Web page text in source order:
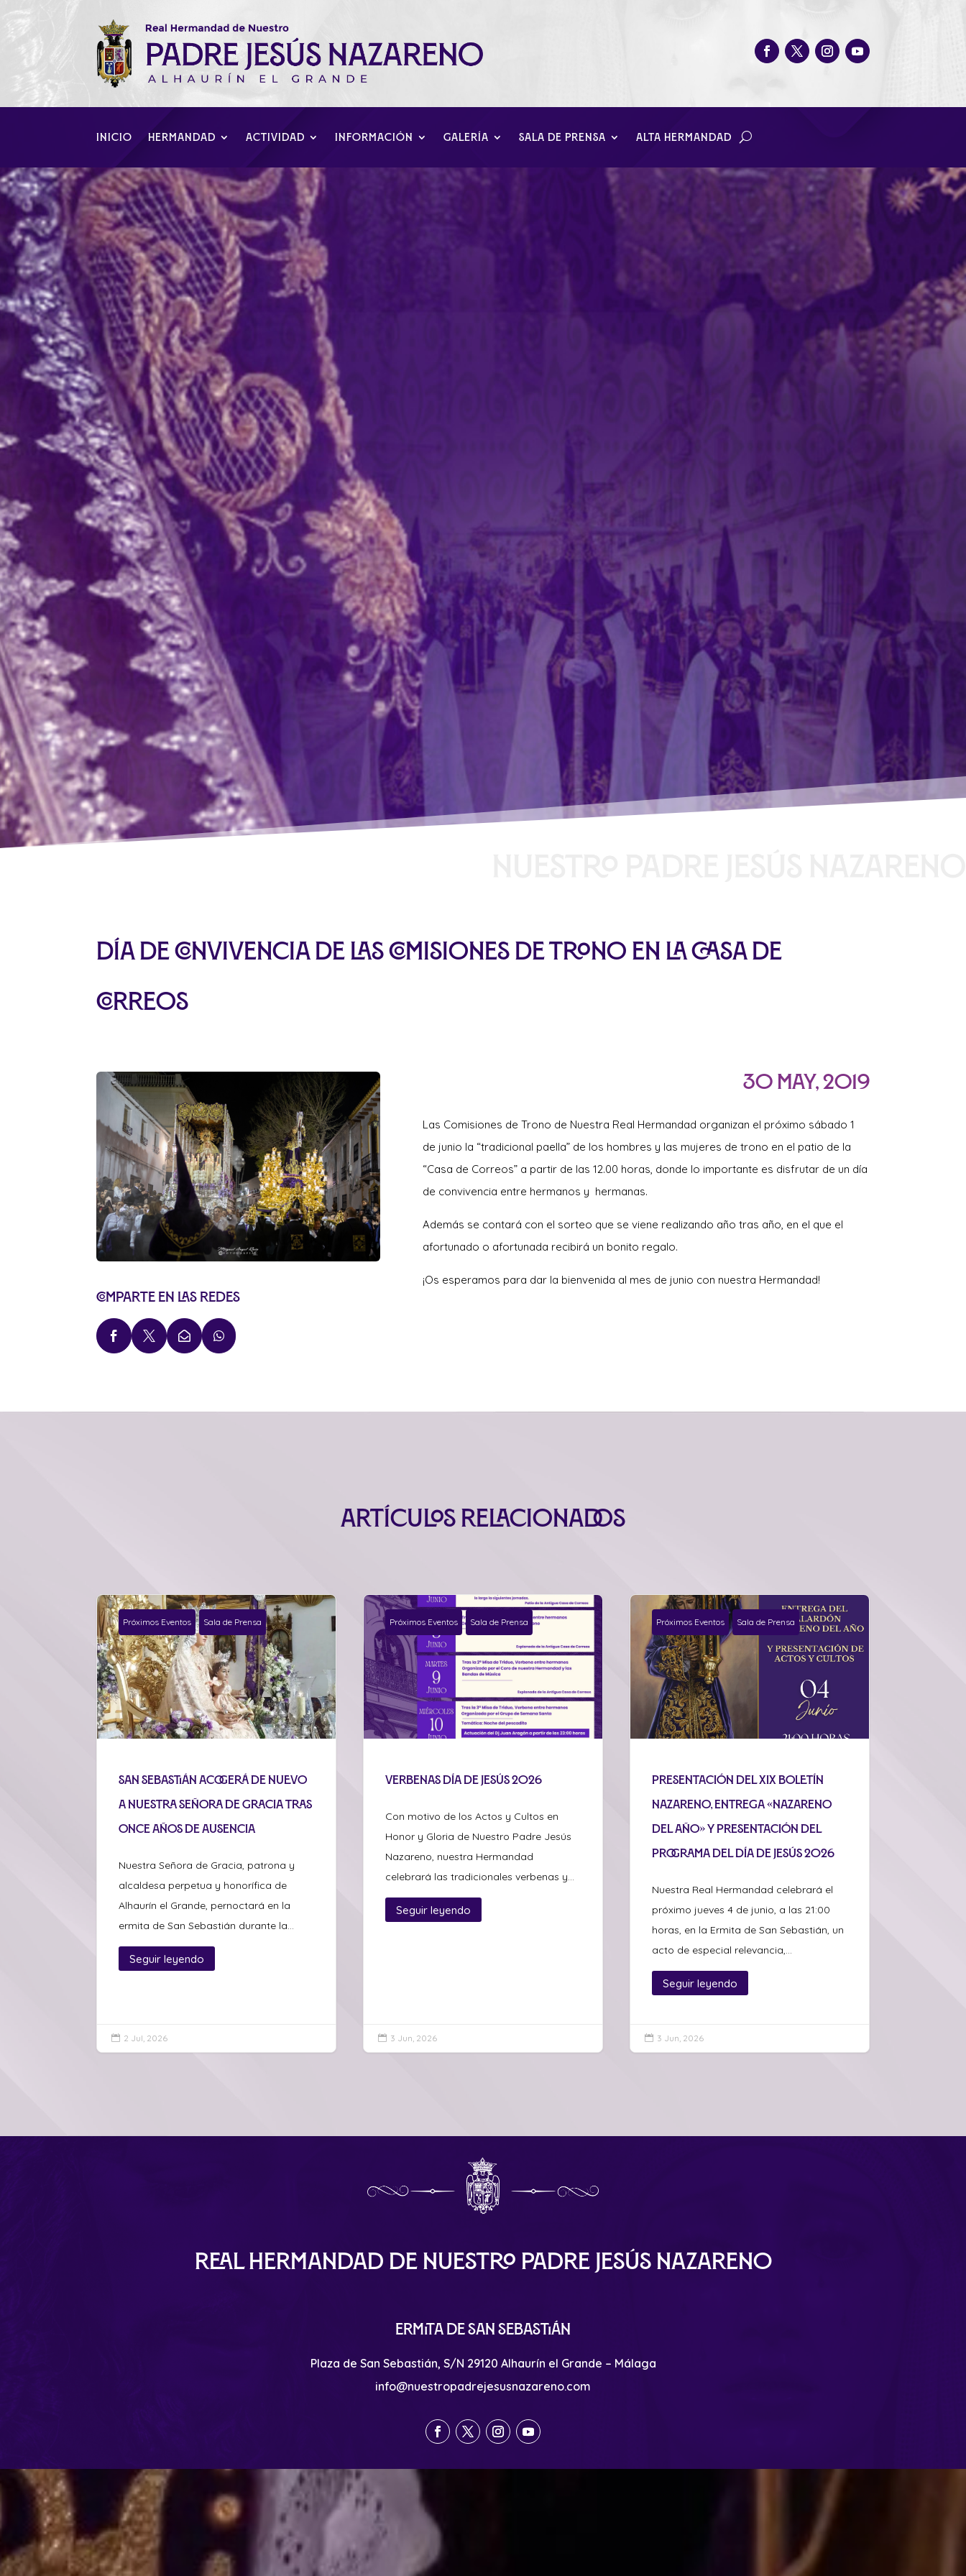
INICIO HERMANDAD ACTIVIDAD INFORMACIÓN GALERÍA SALA DE PRENSA ALTA HERMANDAD
Día de convivencia de las Comisiones de Trono en la
Casa de Correos
Día de convivencia de las Comisiones de Trono en la Casa de
Correos
Comparte en las redes
   
30 May, 2019
Las Comisiones de Trono de Nuestra Real Hermandad organizan el próximo sábado 1
de junio la “tradicional paella” de los hombres y las mujeres de trono en el patio de la
“Casa de Correos” a partir de las 12.00 horas, donde lo importante es disfrutar de un día
de convivencia entre hermanos y hermanas.
Además se contará con el sorteo que se viene realizando año tras año, en el que el
afortunado o afortunada recibirá un bonito regalo.
¡Os esperamos para dar la bienvenida al mes de junio con nuestra Hermandad!
Artículos relacionados
Próximos Eventos Sala de Prensa
San Sebastián acogerá de nuevo
a Nuestra Señora de Gracia tras
once años de ausencia
Nuestra Señora de Gracia, patrona y
alcaldesa perpetua y honorífica de
Alhaurín el Grande, pernoctará en la
ermita de San Sebastián durante la...
Seguir leyendo
 2 Jul, 2026
Próximos Eventos Sala de Prensa
Verbenas día de Jesús 2026
Con motivo de los Actos y Cultos en
Honor y Gloria de Nuestro Padre Jesús
Nazareno, nuestra Hermandad
celebrará las tradicionales verbenas y...
Seguir leyendo
 3 Jun, 2026
Próximos Eventos Sala de Prensa
Presentación del XIX Boletín
Nazareno, entrega «Nazareno
del Año» y presentación del
programa del Día de Jesús 2026
Nuestra Real Hermandad celebrará el
próximo jueves 4 de junio, a las 21:00
horas, en la Ermita de San Sebastián, un
acto de especial relevancia,...
Seguir leyendo
 3 Jun, 2026
Real Hermandad de Nuestro Padre Jesús Nazareno
Ermita de San Sebastián
Plaza de San Sebastián, S/N 29120 Alhaurín el Grande – Málaga
info@nuestropadrejesusnazareno.com